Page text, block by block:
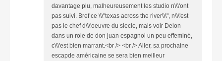
davantage plu, malheureusement les studio n\\\'ont
pas suivi. Bref ce \\\"texas across the river\\\", n\\\'est
pas le chef d\\\'oeuvre du siecle, mais voir Delon
dans un role de don juan espagnol un peu effeminé,
c\\\'est bien marrant.<br /> <br /> Aller, sa prochaine
escapde américaine se sera bien meilleur